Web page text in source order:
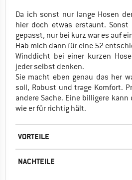
Da ich sonst nur lange Hosen
hier doch etwas erstaunt.
gepasst, nur bei kurz war es auf
Hab mich dann für eine 52
Winddicht bei einer kurzen
jeder selbst denken.
Sie macht eben genau das her
soll, Robust und trage Komfort.
andere Sache. Eine billigere
wie er für richtig hält.
VORTEILE
NACHTEILE